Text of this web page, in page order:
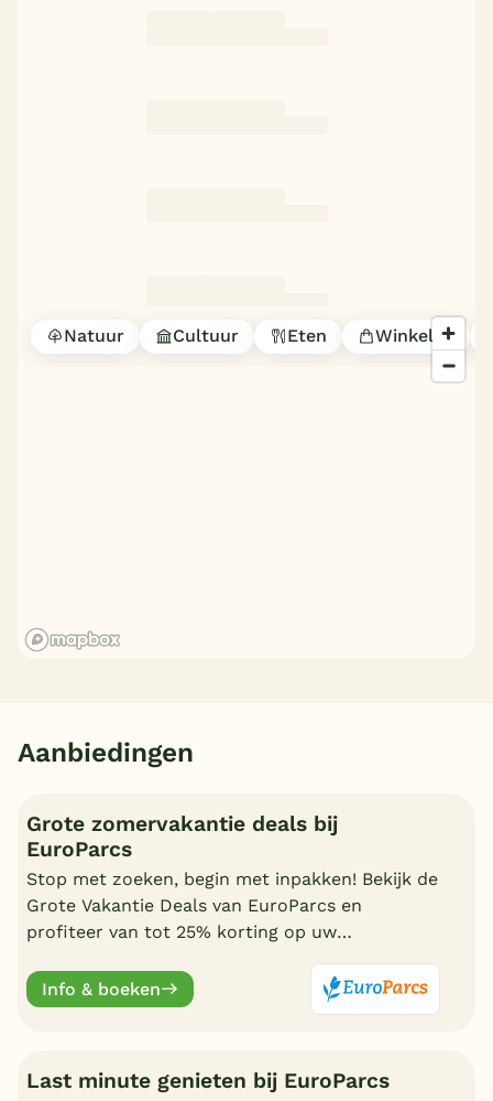
Natuur Cultuur Eten Winkelen
Aanbiedingen
Grote zomervakantie deals bij
EuroParcs
Stop met zoeken, begin met inpakken! Bekijk de
Grote Vakantie Deals van EuroParcs en
profiteer van tot 25% korting op uw
Info & boeken
Last minute genieten bij EuroParcs